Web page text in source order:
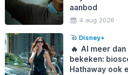
aanbod
4 aug 2026
Disney+
🔥 Al meer
bekeken:
Hathaway ook